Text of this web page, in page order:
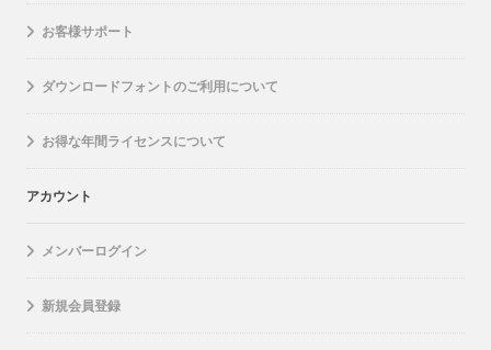
お客様サポート
ダウンロードフォントのご利用について
お得な年間ライセンスについて
アカウント
メンバーログイン
新規会員登録